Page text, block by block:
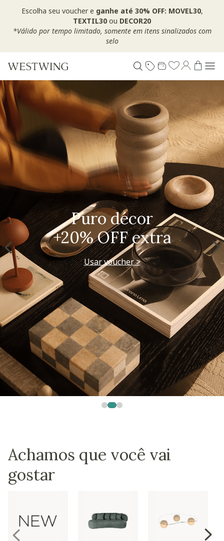
Escolha seu voucher e ganhe até 30% OFF: MOVEL30,
TEXTIL30 ou DECOR20
*Válido por tempo limitado, somente em itens sinalizados com
selo
Puro décor
+20% OFF extra
Usar voucher >
Achamos que você vai
gostar